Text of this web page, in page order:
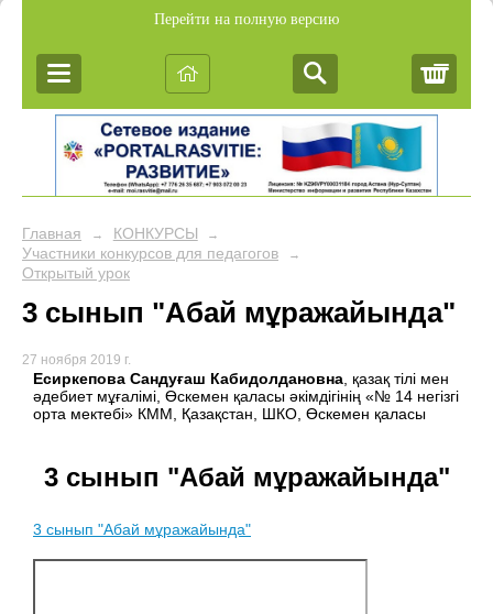
Перейти на полную версию
Главная → КОНКУРСЫ →
Участники конкурсов для педагогов →
Открытый урок
3 сынып "Абай мұражайында"
27 ноября 2019 г.
Есиркепова Сандуғаш Кабидолдановна, қазақ тілі мен
әдебиет мұғалімі, Өскемен қаласы әкімдігінің «№ 14 негізгі
орта мектебі» КММ, Қазақстан, ШКО, Өскемен қаласы
3 сынып "Абай мұражайында"
3 сынып "Абай мұражайында"